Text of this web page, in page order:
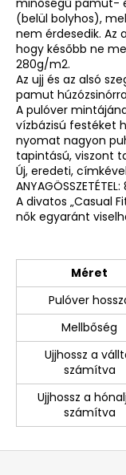
(belül bolyhos),
nem érdesedik. Az
hogy később ne
280g/m2.
Az ujj és az alsó
pamut
A pulóver
vízbázisú festéket
nyomat nagyon
tapintású, viszont
Új, eredeti,
A divatos „Casual
nők egyaránt
Méret
Pulóver
Mellbőség
Ujjhossz a
számítva
Ujjhossz a
számítva
L